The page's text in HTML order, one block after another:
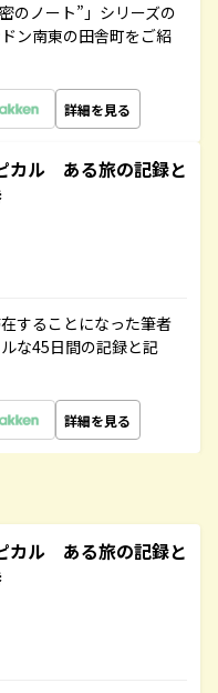
のノート”」シリーズの
ン南東の田舎町をご紹
詳細を見る
カル ある旅の記録と
することになった筆者
な45日間の記録と記
詳細を見る
カル ある旅の記録と